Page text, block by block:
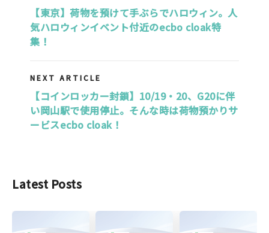
【東京】荷物を預けて手ぶらでハロウィン。人
気ハロウィンイベント付近のecbo cloak特
集！
NEXT ARTICLE
【コインロッカー封鎖】10/19・20、G20に伴
い岡山駅で使用停止。そんな時は荷物預かりサ
ービスecbo cloak！
Latest Posts